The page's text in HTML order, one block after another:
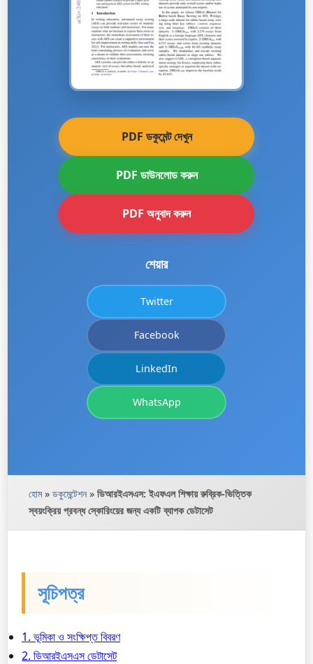
PDF ডকুমেন্ট দেখুন
PDF ডাউনলোড করুন
PDF অনুবাদ করুন
শেয়ার
Twitter
Facebook
LinkedIn
WhatsApp
হোম» ডকুমেন্টেশন» ডিআরইএসএস: ইএফএল শিক্ষায় রুব্রিক-ভিত্তিক
স্বয়ংক্রিয় প্রবন্ধ স্কোরিংয়ের জন্য একটি ব্যাপক ডেটাসেট
সূচিপত্র
1. ভূমিকা ও সংক্ষিপ্ত বিবরণ
2. ডিআরইএসএস ডেটাসেট